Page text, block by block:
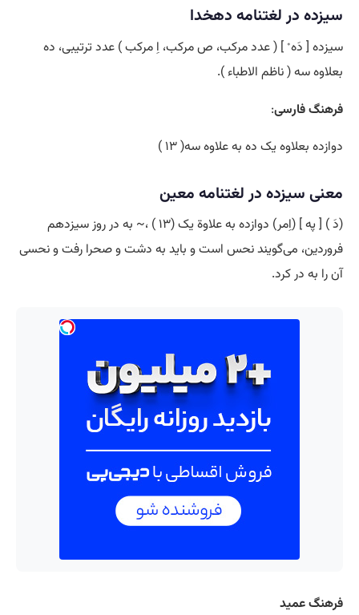
سیزده در لغتنامه دهخدا
سیزده [ دَه ْ ] ( عدد مرکب، ص مرکب، اِ مرکب ) عدد ترتیبی، ده
بعلاوه سه ( ناظم الاطباء ).
فرهنگ فارسی:
دوازده بعلاوه یک ده به علاوه سه( ۱۳ )
معنی سیزده در لغتنامه معین
(دَ ) [ په ] (اِمر) دوازده به علاوة یک (۱۳ ) ،~ به در روز سیزدهم
فروردین، می‌گویند نحس است و باید به دشت و صحرا رفت و نحسی
آن را به در کرد.
فرهنگ عمید